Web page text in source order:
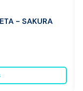
- SAKURA